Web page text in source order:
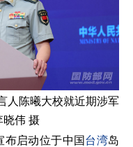
人陈曦大校就近期涉军
晓伟 摄
布启动位于中国台湾岛